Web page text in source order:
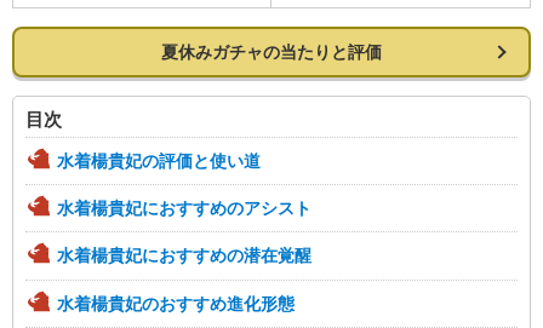
夏休みガチャの当たりと評価
目次
水着楊貴妃の評価と使い道
水着楊貴妃におすすめのアシスト
水着楊貴妃におすすめの潜在覚醒
水着楊貴妃のおすすめ進化形態